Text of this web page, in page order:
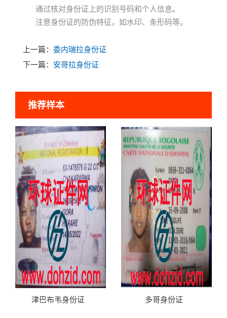
通过核对身份证上的识别号码和个人信息。
注意身份证的防伪特征，如水印、条形码等。
上一篇： 委内瑞拉身份证
下一篇： 安哥拉身份证
推荐样本
津巴布韦身份证 多哥身份证